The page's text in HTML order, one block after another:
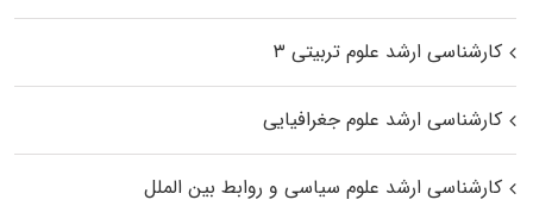
کارشناسی ارشد علوم تربیتی ۳
کارشناسی ارشد علوم جغرافیایی
کارشناسی ارشد علوم سیاسی و روابط بین الملل